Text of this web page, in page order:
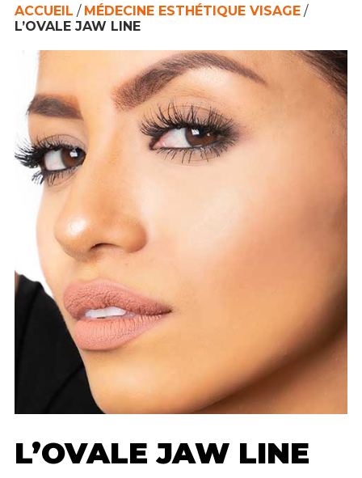
ACCUEIL / MÉDECINE ESTHÉTIQUE VISAGE /
L’OVALE JAW LINE
L’OVALE JAW LINE